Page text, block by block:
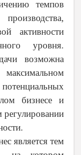
темпов
активности
уровня.
возможна
бизнесе и
регулировании
является тем